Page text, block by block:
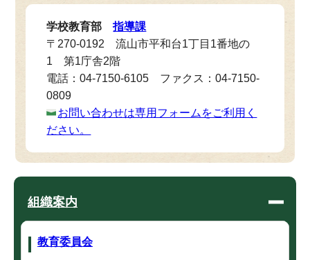
学校教育部指導課
〒270-0192 流山市平和台1丁目1番地の
1 第1庁舎2階
電話：04-7150-6105 ファクス：04-7150-
0809
お問い合わせは専用フォームをご利用く
ださい。
組織案内
教育委員会